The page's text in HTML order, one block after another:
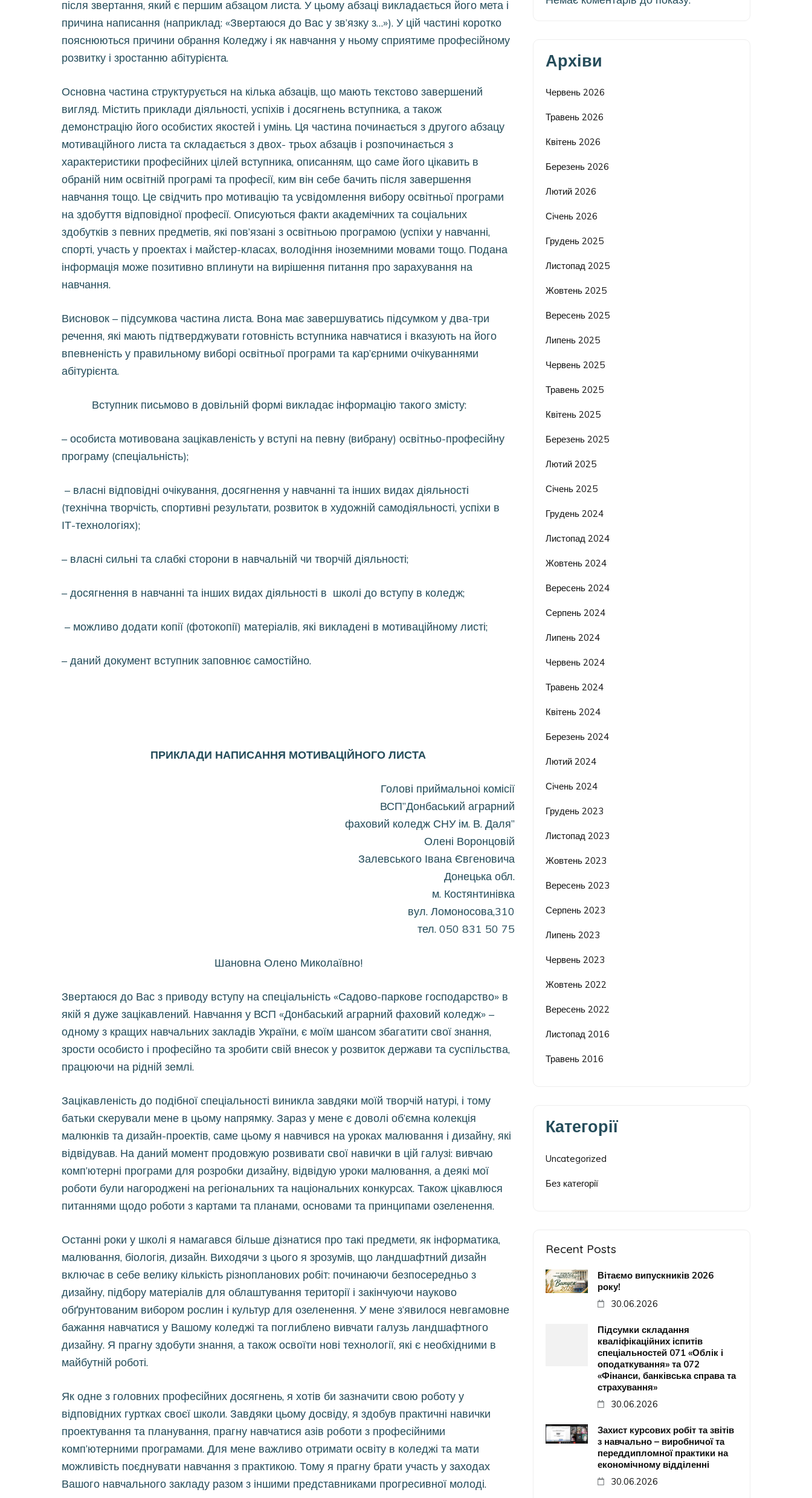
після звертання, який є першим абзацом листа. У цьому абзаці викладається його мета і
причина написання (наприклад: «Звертаюся до Вас у зв’язку з…»). У цій частині коротко
пояснюються причини обрання Коледжу і як навчання у ньому сприятиме професійному
розвитку і зростанню абітурієнта.
Основна частина структурується на кілька абзаців, що мають текстово завершений
вигляд. Містить приклади діяльності, успіхів і досягнень вступника, а також
демонстрацію його особистих якостей і умінь. Ця частина починається з другого абзацу
мотиваційного листа та складається з двох- трьох абзаців і розпочинається з
характеристики професійних цілей вступника, описанням, що саме його цікавить в
обраній ним освітній програмі та професії, ким він себе бачить після завершення
навчання тощо. Це свідчить про мотивацію та усвідомлення вибору освітньої програми
на здобуття відповідної професії. Описуються факти академічних та соціальних
здобутків з певних предметів, які пов’язані з освітньою програмою (успіхи у навчанні,
спорті, участь у проектах і майстер-класах, володіння іноземними мовами тощо. Подана
інформація може позитивно вплинути на вирішення питання про зарахування на
навчання.
Висновок – підсумкова частина листа. Вона має завершуватись підсумком у два-три
речення, які мають підтверджувати готовність вступника навчатися і вказують на його
впевненість у правильному виборі освітньої програми та кар’єрними очікуваннями
абітурієнта.
Вступник письмово в довільній формі викладає інформацію такого змісту:
– особиста мотивована зацікавленість у вступі на певну (вибрану) освітньо-професійну
програму (спеціальність);
– власні відповідні очікування, досягнення у навчанні та інших видах діяльності
(технічна творчість, спортивні результати, розвиток в художній самодіяльності, успіхи в
ІТ-технологіях);
– власні сильні та слабкі сторони в навчальній чи творчій діяльності;
– досягнення в навчанні та інших видах діяльності в школі до вступу в коледж;
– можливо додати копії (фотокопії) матеріалів, які викладені в мотиваційному листі;
– даний документ вступник заповнює самостійно.
ПРИКЛАДИ НАПИСАННЯ МОТИВАЦІЙНОГО ЛИСТА
Голові приймальноі комісії
ВСП”Донбаський аграрний
фаховий коледж СНУ ім. В. Даля”
Олені Воронцовій
Залевського Івана Євгеновича
Донецька обл.
м. Костянтинівка
вул. Ломоносова,310
тел. 050 831 50 75
Шановна Олено Миколаївно!
Звертаюся до Вас з приводу вступу на спеціальність «Садово-паркове господарство» в
якій я дуже зацікавлений. Навчання у ВСП «Донбаський аграрний фаховий коледж» –
одному з кращих навчальних закладів України, є моїм шансом збагатити свої знання,
зрости особисто і професійно та зробити свій внесок у розвиток держави та суспільства,
працюючи на рідній землі.
Зацікавленість до подібної спеціальності виникла завдяки моїй творчій натурі, і тому
батьки скерували мене в цьому напрямку. Зараз у мене є доволі об’ємна колекція
малюнків та дизайн-проектів, саме цьому я навчився на уроках малювання і дизайну, які
відвідував. На даний момент продовжую розвивати свої навички в цій галузі: вивчаю
комп’ютерні програми для розробки дизайну, відвідую уроки малювання, а деякі мої
роботи були нагороджені на регіональних та національних конкурсах. Також цікавлюся
питаннями щодо роботи з картами та планами, основами та принципами озеленення.
Останні роки у школі я намагався більше дізнатися про такі предмети, як інформатика,
малювання, біологія, дизайн. Виходячи з цього я зрозумів, що ландшафтний дизайн
включає в себе велику кількість різнопланових робіт: починаючи безпосередньо з
дизайну, підбору матеріалів для облаштування території і закінчуючи науково
обґрунтованим вибором рослин і культур для озеленення. У мене з’явилося невгамовне
бажання навчатися у Вашому коледжі та поглиблено вивчати галузь ландшафтного
дизайну. Я прагну здобути знання, а також освоїти нові технології, які є необхідними в
майбутній роботі.
Як одне з головних професійних досягнень, я хотів би зазначити свою роботу у
відповідних гуртках своєї школи. Завдяки цьому досвіду, я здобув практичні навички
проектування та планування, прагну навчатися азів роботи з професійними
комп’ютерними програмами. Для мене важливо отримати освіту в коледжі та мати
можливість поєднувати навчання з практикою. Тому я прагну брати участь у заходах
Вашого навчального закладу разом з іншими представниками прогресивної молоді.
Архіви
Червень 2026
Травень 2026
Квітень 2026
Березень 2026
Лютий 2026
Січень 2026
Грудень 2025
Листопад 2025
Жовтень 2025
Вересень 2025
Липень 2025
Червень 2025
Травень 2025
Квітень 2025
Березень 2025
Лютий 2025
Січень 2025
Грудень 2024
Листопад 2024
Жовтень 2024
Вересень 2024
Серпень 2024
Липень 2024
Червень 2024
Травень 2024
Квітень 2024
Березень 2024
Лютий 2024
Січень 2024
Грудень 2023
Листопад 2023
Жовтень 2023
Вересень 2023
Серпень 2023
Липень 2023
Червень 2023
Жовтень 2022
Вересень 2022
Листопад 2016
Травень 2016
Категорії
Uncategorized
Без категорії
Recent Posts
Вітаємо випускників 2026
року!
30.06.2026
Підсумки складання
кваліфікаційних іспитів
спеціальностей 071 «Облік і
оподаткування» та 072
«Фінанси, банківська справа та
страхування»
30.06.2026
Захист курсових робіт та звітів
з навчально – виробничої та
переддипломної практики на
економічному відділенні
30.06.2026